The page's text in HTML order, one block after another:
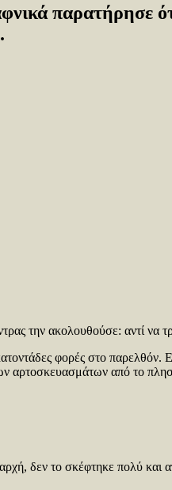
παρατήρησε
την ακολουθούσε: αντί να
φορές στο παρελθόν.
από το
δεν το σκέφτηκε πολύ